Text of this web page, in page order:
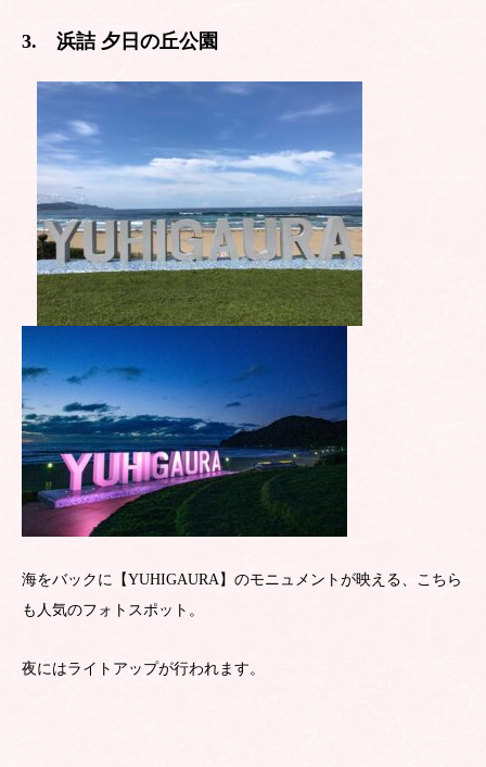
3. 浜詰 夕日の丘公園
海をバックに【YUHIGAURA】のモニュメントが映える、こちら
も人気のフォトスポット。
夜にはライトアップが行われます。